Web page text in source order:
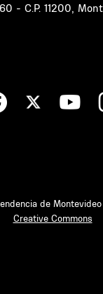
- C.P. 11200,
de
Creative Commons